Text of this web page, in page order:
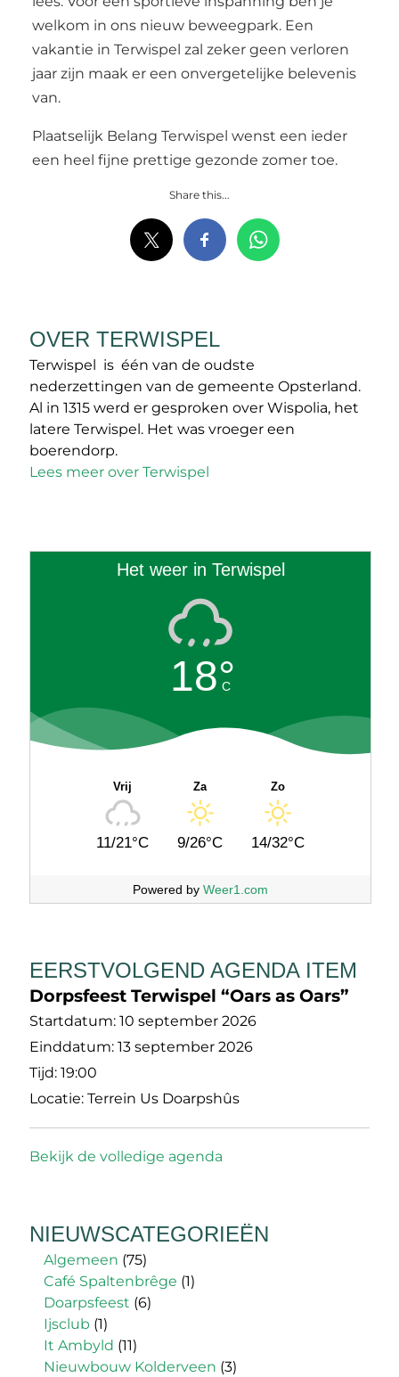
welkom in ons nieuw beweegpark. Een
vakantie in Terwispel zal zeker geen verloren
jaar zijn maak er een onvergetelijke belevenis
van.
Plaatselijk Belang Terwispel wenst een ieder
een heel fijne prettige gezonde zomer toe.
Share this...
OVER TERWISPEL
Terwispel is één van de oudste
nederzettingen van de gemeente Opsterland.
Al in 1315 werd er gesproken over Wispolia, het
latere Terwispel. Het was vroeger een
boerendorp.
Lees meer over Terwispel
Het weer in Terwispel
18°
C
Vrij
11/21°C
Za
9/26°C
Zo
14/32°C
Powered by Weer1.com
EERSTVOLGEND AGENDA ITEM
Dorpsfeest Terwispel “Oars as Oars”
Startdatum: 10 september 2026
Einddatum: 13 september 2026
Tijd: 19:00
Locatie: Terrein Us Doarpshûs
Bekijk de volledige agenda
NIEUWSCATEGORIEËN
Algemeen (75)
Café Spaltenbrêge (1)
Doarpsfeest (6)
Ijsclub (1)
It Ambyld (11)
Nieuwbouw Kolderveen (3)